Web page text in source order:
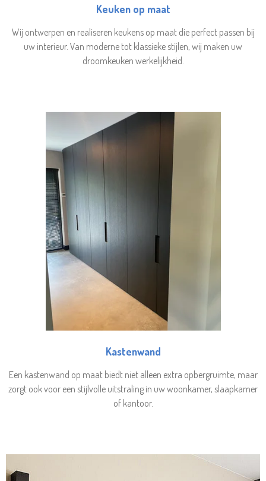
Keuken op maat
Wij ontwerpen en realiseren keukens op maat die perfect passen bij
uw interieur. Van moderne tot klassieke stijlen, wij maken uw
droomkeuken werkelijkheid.
Kastenwand
Een kastenwand op maat biedt niet alleen extra opbergruimte, maar
zorgt ook voor een stijlvolle uitstraling in uw woonkamer, slaapkamer
of kantoor.